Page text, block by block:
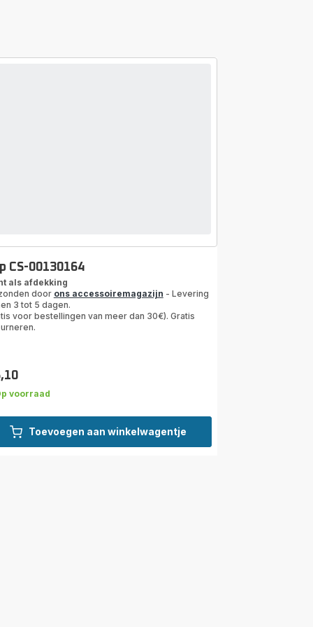
Toevoegen aan winkelwagentje
CS-00130164
als afdekking
door ons accessoiremagazijn - Levering
3 tot 5 dagen.
voor bestellingen van meer dan 30€). Gratis
voorraad